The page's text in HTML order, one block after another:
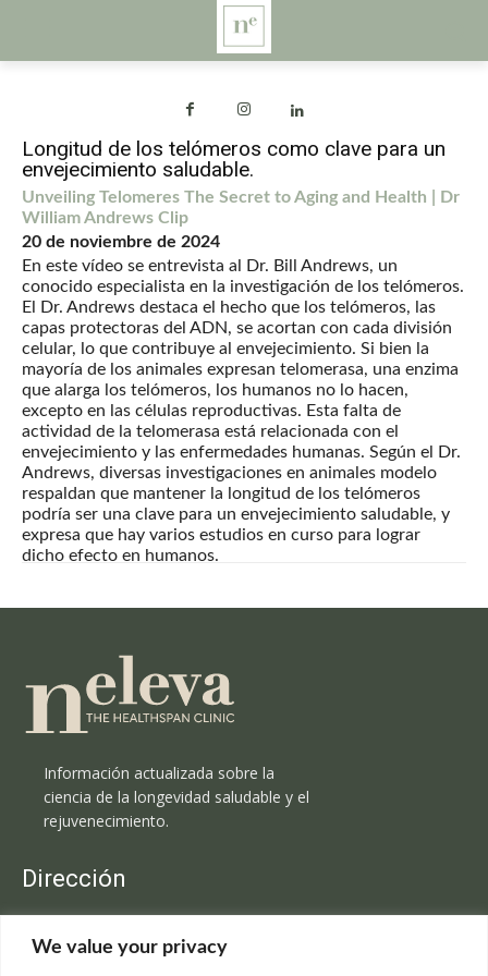
We value your privacy
Longitud de los telómeros como clave para un
envejecimiento saludable.
Unveiling Telomeres The Secret to Aging and Health | Dr
William Andrews Clip
20 de noviembre de 2024
En este vídeo se entrevista al Dr. Bill Andrews, un
conocido especialista en la investigación de los telómeros.
El Dr. Andrews destaca el hecho que los telómeros, las
capas protectoras del ADN, se acortan con cada división
celular, lo que contribuye al envejecimiento. Si bien la
mayoría de los animales expresan telomerasa, una enzima
que alarga los telómeros, los humanos no lo hacen,
excepto en las células reproductivas. Esta falta de
actividad de la telomerasa está relacionada con el
envejecimiento y las enfermedades humanas. Según el Dr.
Andrews, diversas investigaciones en animales modelo
respaldan que mantener la longitud de los telómeros
podría ser una clave para un envejecimiento saludable, y
expresa que hay varios estudios en curso para lograr
dicho efecto en humanos.
Información actualizada sobre la
ciencia de la longevidad saludable y el
rejuvenecimiento.
Dirección
C/Claudio Coello, 19 - 1º